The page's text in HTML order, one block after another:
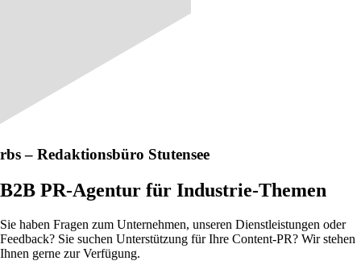
rbs – Redaktionsbüro Stutensee
B2B PR-Agentur für Industrie-Themen
Sie haben Fragen zum Unternehmen, unseren Dienstleistungen oder
Feedback? Sie suchen Unterstützung für Ihre Content-PR? Wir stehen
Ihnen gerne zur Verfügung.